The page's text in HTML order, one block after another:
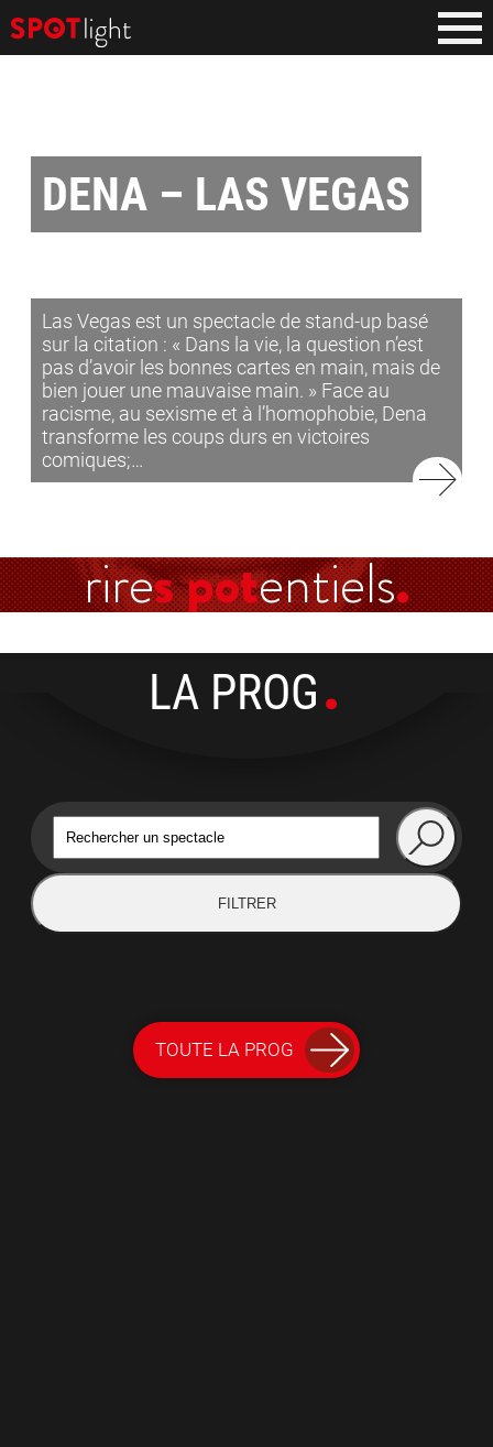
DENA – LAS VEGAS
Las Vegas est un spectacle de stand-up basé
sur la citation : « Dans la vie, la question n’est
pas d’avoir les bonnes cartes en main, mais de
bien jouer une mauvaise main. » Face au
racisme, au sexisme et à l’homophobie, Dena
transforme les coups durs en victoires
comiques;…
rires potentiels
LA PROG
FILTRER
TOUTE LA PROG